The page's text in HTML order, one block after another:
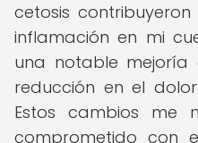
cetosis
inflamación en mi
una notable
reducción en el
Estos cambios me
comprometido con